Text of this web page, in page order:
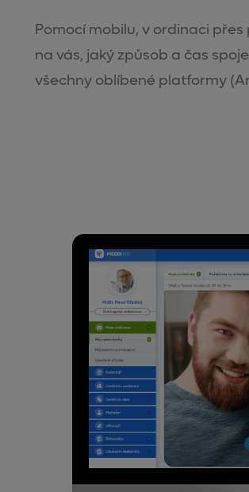
Pomocí mobilu, v ordinaci
na vás, jaký způsob a čas
všechny oblíbené platformy